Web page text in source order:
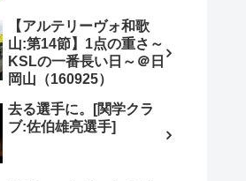
【アルテリーヴォ和歌
山:第14節】1点の重さ～
KSLの一番長い日～＠日
岡山（160925）
去る選手に。[関学クラ
ブ:佐伯雄亮選手]